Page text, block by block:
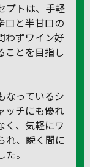
プトは、手軽
口と半甘口の
わずワイン好
ことを目指し
なっているシ
ッチにも優れ
く、気軽にワ
れ、瞬く間に
。